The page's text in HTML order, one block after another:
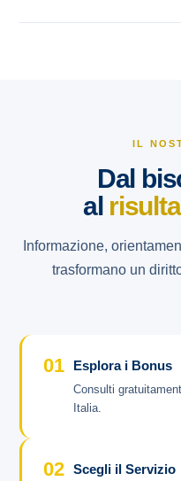
IL
Dal
al
Informazione,
trasformano un
01 Esplora i Bonus
Consulti
Italia.
02 Scegli il Servizio